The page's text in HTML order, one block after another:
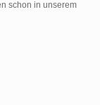
schon in unserem